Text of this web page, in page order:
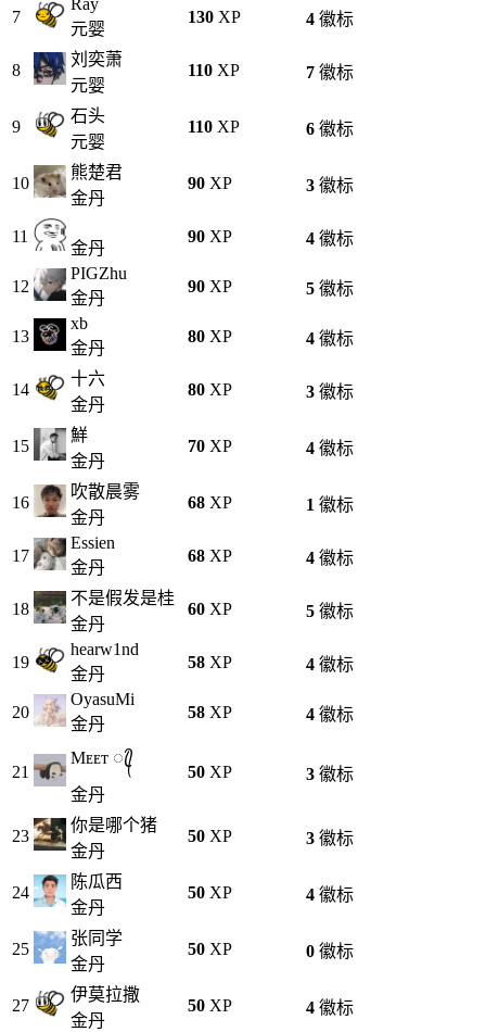
7
Ray
元婴
130 XP 4 徽标
8
刘奕萧
元婴
110 XP 7 徽标
9
石头
元婴
110 XP 6 徽标
10
熊楚君
金丹
90 XP 3 徽标
11
金丹
90 XP 4 徽标
12
PIGZhu
金丹
90 XP 5 徽标
13
xb
金丹
80 XP 4 徽标
14
十六
金丹
80 XP 3 徽标
15
鮮
金丹
70 XP 4 徽标
16
吹散晨雾
金丹
68 XP 1 徽标
17
Essien
金丹
68 XP 4 徽标
18
不是假发是桂
金丹
60 XP 5 徽标
19
hearw1nd
金丹
58 XP 4 徽标
20
OyasuMi
金丹
58 XP 4 徽标
21
Mᴇᴇᴛ ꦿ᭄
金丹
50 XP 3 徽标
23
你是哪个猪
金丹
50 XP 3 徽标
24
陈瓜西
金丹
50 XP 4 徽标
25
张同学
金丹
50 XP 0 徽标
27
伊莫拉撒
金丹
50 XP 4 徽标